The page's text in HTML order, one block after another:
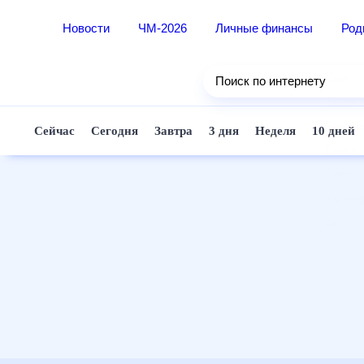
Новости ЧМ-2026 Личные финансы
Поиск по интернету
Сейчас Сегодня Завтра 3 дня Неделя 10